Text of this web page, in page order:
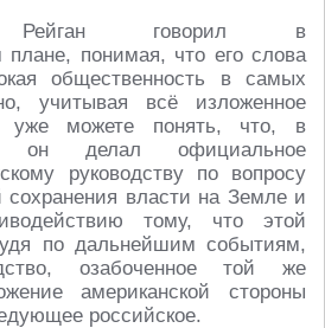
Рейган говорил в
плане, понимая, что его слова
общественность в самых
учитывая всё изложенное
можете понять, что, в
он делал официальное
руководству по вопросу
власти на Земле и
тому, что этой
по дальнейшим событиям,
озабоченное той же
американской стороны
российское.